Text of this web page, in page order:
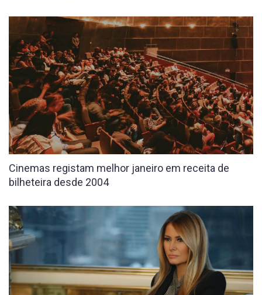
Cinemas registam melhor janeiro em receita de
bilheteira desde 2004